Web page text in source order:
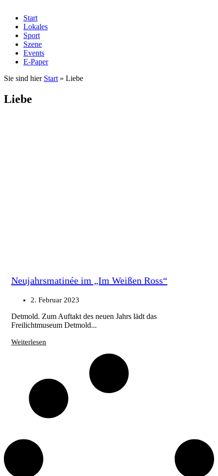
Start
Lokales
Sport
Szene
Events
E-Paper
Sie sind hier Start » Liebe
Liebe
Neujahrsmatinée im „Im Weißen Ross“
2. Februar 2023
Detmold. Zum Auftakt des neuen Jahrs lädt das
Freilichtmuseum Detmold...
Weiterlesen